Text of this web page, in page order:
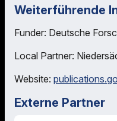
Weiterführende
Funder: Deutsche
Local Partner:
Website:
Externe Partner